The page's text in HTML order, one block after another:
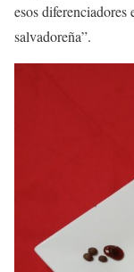
esos diferenciadores
salvadoreña”.